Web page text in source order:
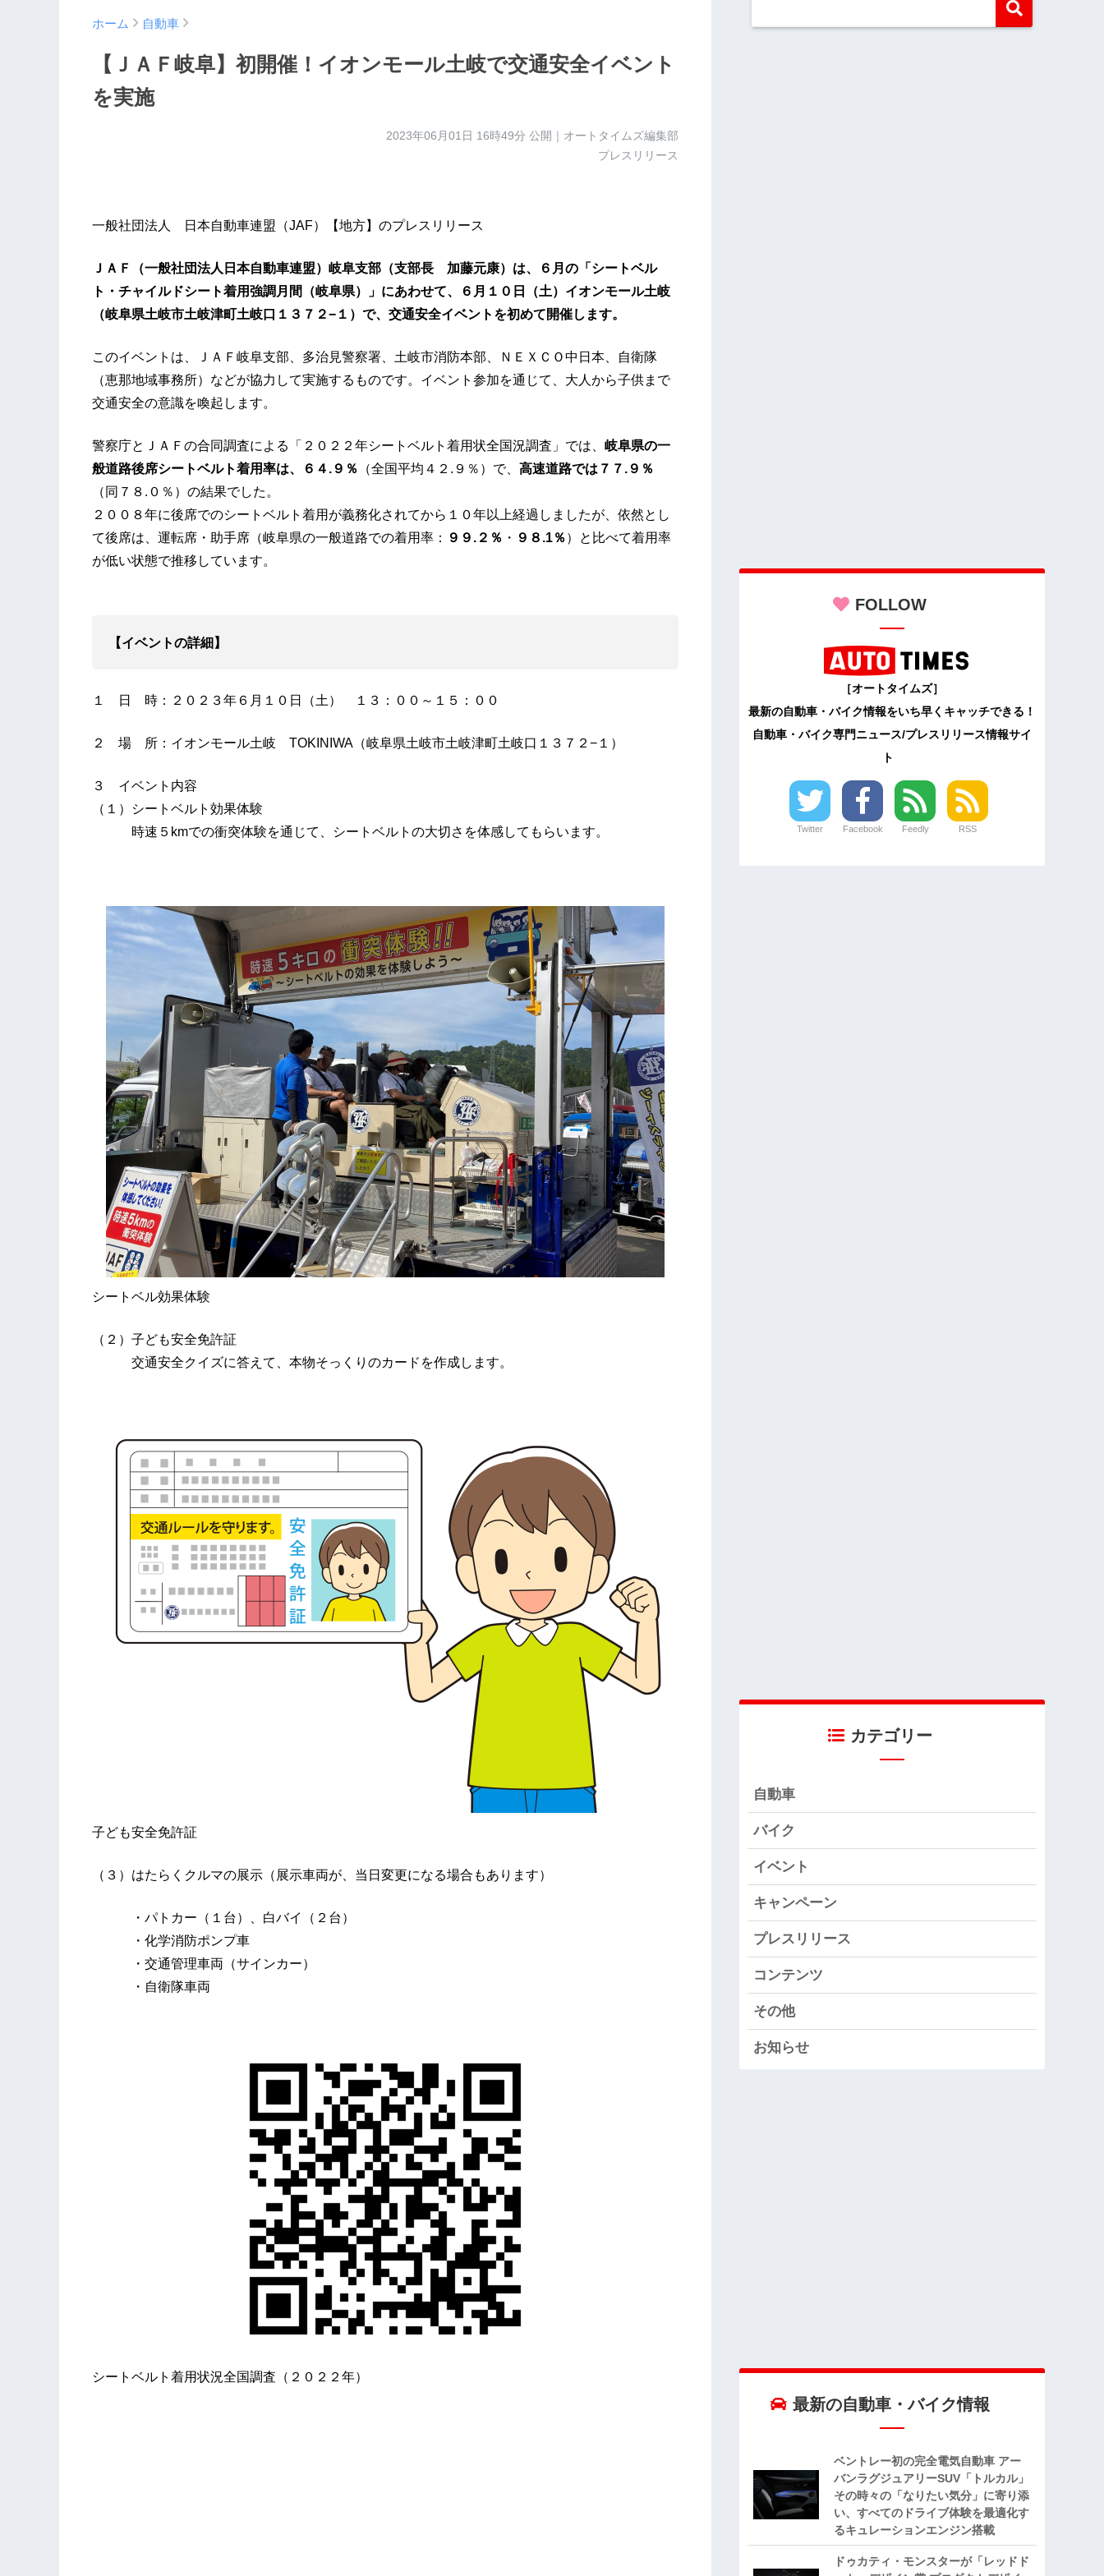
ホーム 自動車
【ＪＡＦ岐阜】初開催！イオンモール土岐で交通安全イベント
を実施
2023年06月01日 16時49分 公開｜オートタイムズ編集部
プレスリリース
一般社団法人 日本自動車連盟（JAF）【地方】のプレスリリース
ＪＡＦ（一般社団法人日本自動車連盟）岐阜支部（支部長 加藤元康）は、６月の「シートベル
ト・チャイルドシート着用強調月間（岐阜県）」にあわせて、６月１０日（土）イオンモール土岐
（岐阜県土岐市土岐津町土岐口１３７２−１）で、交通安全イベントを初めて開催します。
このイベントは、ＪＡＦ岐阜支部、多治見警察署、土岐市消防本部、ＮＥＸＣＯ中日本、自衛隊
（恵那地域事務所）などが協力して実施するものです。イベント参加を通じて、大人から子供まで
交通安全の意識を喚起します。
警察庁とＪＡＦの合同調査による「２０２２年シートベルト着用状全国況調査」では、 岐阜県の一
般道路後席シートベルト着用率は、６４.９％
（全国平均４２.９％）で、 高速道路では７７.９％
（同７８.０％）の結果でした。
２００８年に後席でのシートベルト着用が義務化されてから１０年以上経過しましたが、依然とし
て後席は、運転席・助手席（岐阜県の一般道路での着用率：
９９.２％ ・ ９８.1％ ）と比べて着用率
が低い状態で推移しています。
【イベントの詳細】
１ 日 時：２０２３年６月１０日（土） １３：００～１５：００
２ 場 所：イオンモール土岐 TOKINIWA（岐阜県土岐市土岐津町土岐口１３７２−１）
３ イベント内容
（１）シートベルト効果体験
時速５kmでの衝突体験を通じて、シートベルトの大切さを体感してもらいます。
シートベル効果体験
（２）子ども安全免許証
交通安全クイズに答えて、本物そっくりのカードを作成します。
子ども安全免許証
（３）はたらくクルマの展示（展示車両が、当日変更になる場合もあります）
・パトカー（１台）、白バイ（２台）
・化学消防ポンプ車
・交通管理車両（サインカー）
・自衛隊車両
シートベルト着用状況全国調査（２０２２年）
FOLLOW
［オートタイムズ］
最新の自動車・バイク情報をいち早くキャッチできる！
自動車・バイク専門ニュース/プレスリリース情報サイ
ト
Twitter Facebook Feedly RSS
カテゴリー
自動車
バイク
イベント
キャンペーン
プレスリリース
コンテンツ
その他
お知らせ
最新の自動車・バイク情報
ベントレー初の完全電気自動車 アー
バンラグジュアリーSUV「トルカル」
その時々の「なりたい気分」に寄り添
い、すべてのドライブ体験を最適化す
るキュレーションエンジン搭載
ドゥカティ・モンスターが「レッドド